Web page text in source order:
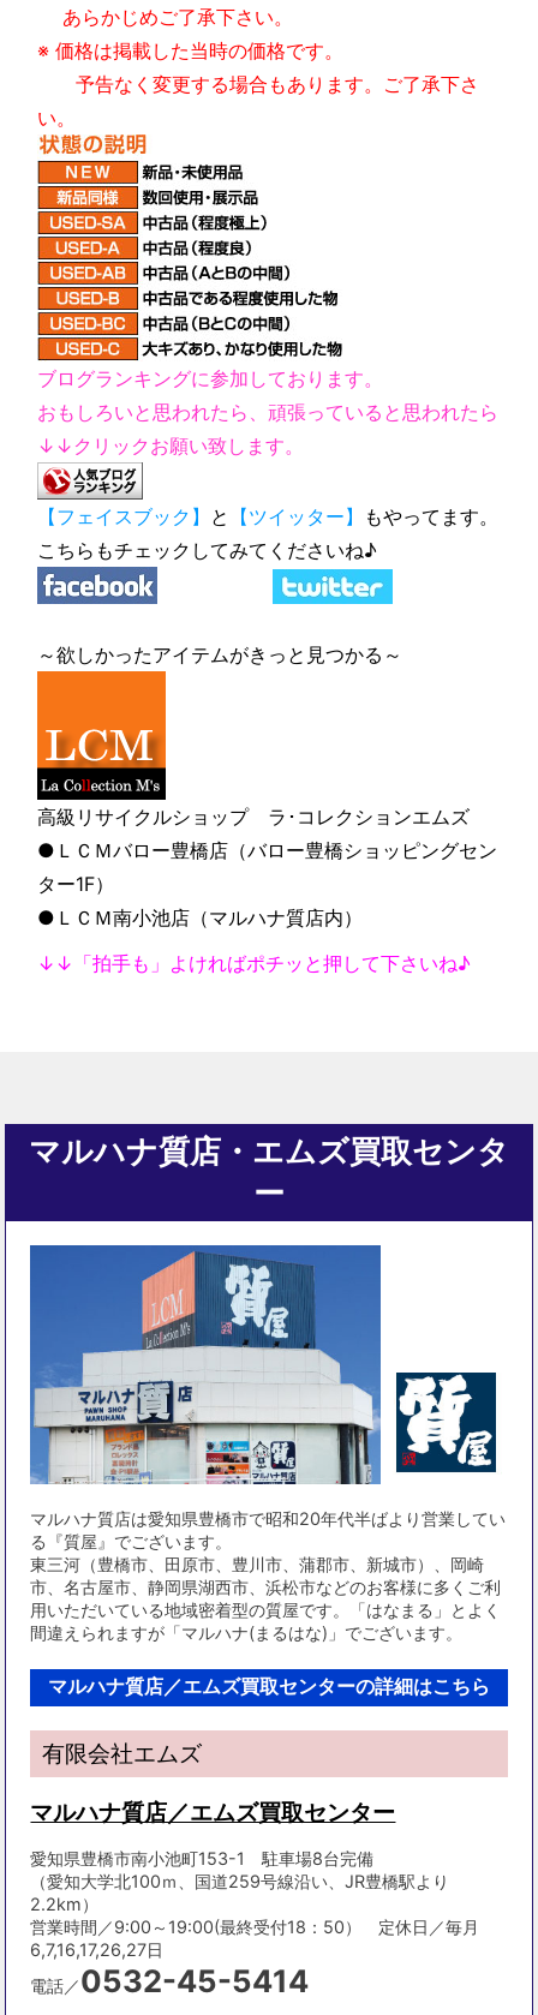
あらかじめご了承下さい。
※ 価格は掲載した当時の価格です。
予告なく変更する場合もあります。ご了承下さ
い。
ブログランキングに参加しております。
おもしろいと思われたら、頑張っていると思われたら
↓↓クリックお願い致します。
【フェイスブック】 と 【ツイッター】
もやってます。
こちらもチェックしてみてくださいね♪
～欲しかったアイテムがきっと見つかる～
高級リサイクルショップ ラ･コレクションエムズ
●ＬＣＭバロー豊橋店（バロー豊橋ショッピングセン
ター1F）
●ＬＣＭ南小池店（マルハナ質店内）
↓↓「拍手も」よければポチッと押して下さいね♪
マルハナ質店・エムズ買取センタ
ー
マルハナ質店は愛知県豊橋市で昭和20年代半ばより営業してい
る『質屋』でございます。
東三河（豊橋市、田原市、豊川市、蒲郡市、新城市）、岡崎
市、名古屋市、静岡県湖西市、浜松市などのお客様に多くご利
用いただいている地域密着型の質屋です。「はなまる」とよく
間違えられますが「マルハナ(まるはな)」でございます。
マルハナ質店／エムズ買取センターの詳細はこちら
有限会社エムズ
マルハナ質店／エムズ買取センター
愛知県豊橋市南小池町153-1 駐車場8台完備
（愛知大学北100ｍ、国道259号線沿い、JR豊橋駅より
2.2km）
営業時間／9:00～19:00(最終受付18：50） 定休日／毎月
6,7,16,17,26,27日
電話／0532-45-5414